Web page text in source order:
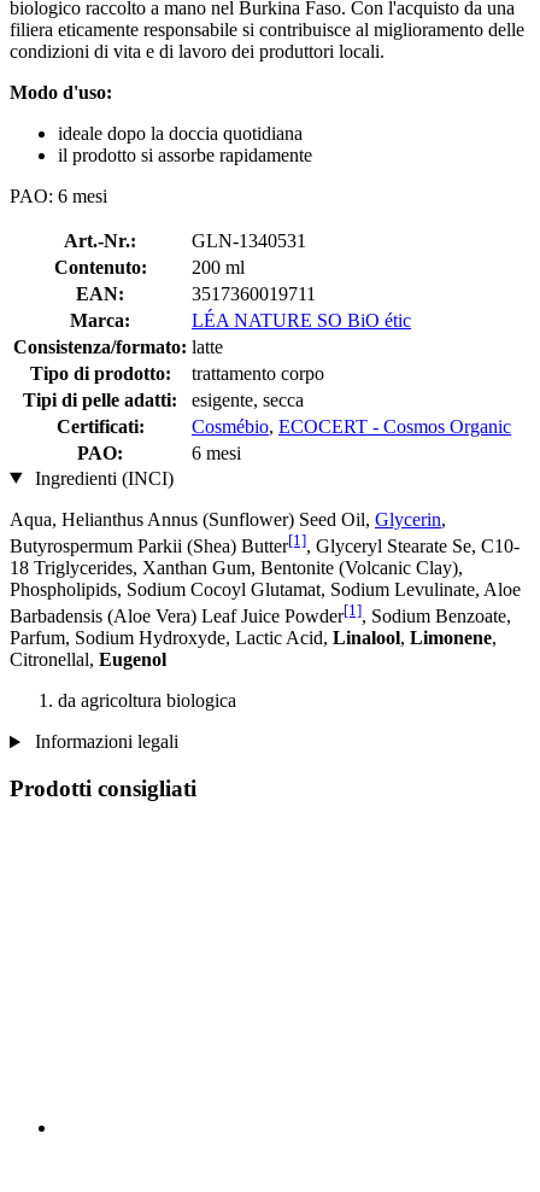
biologico raccolto a mano nel Burkina Faso. Con l'acquisto da una
filiera eticamente responsabile si contribuisce al miglioramento delle
condizioni di vita e di lavoro dei produttori locali.
Modo d'uso:
ideale dopo la doccia quotidiana
il prodotto si assorbe rapidamente
PAO: 6 mesi
Art.-Nr.:
GLN-1340531
Contenuto:
200 ml
EAN:
3517360019711
Marca:
LÉA NATURE SO BiO étic
Consistenza/formato: latte
Tipo di prodotto:
trattamento corpo
Tipi di pelle adatti:
esigente, secca
Certificati:
Cosmébio, ECOCERT - Cosmos Organic
PAO:
6 mesi
Ingredienti (INCI)
Aqua, Helianthus Annus (Sunflower) Seed Oil, Glycerin,
Butyrospermum Parkii (Shea) Butter[1], Glyceryl Stearate Se, C10-
18 Triglycerides, Xanthan Gum, Bentonite (Volcanic Clay),
Phospholipids, Sodium Cocoyl Glutamat, Sodium Levulinate, Aloe
Barbadensis (Aloe Vera) Leaf Juice Powder[1], Sodium Benzoate,
Parfum, Sodium Hydroxyde, Lactic Acid, Linalool, Limonene,
Citronellal, Eugenol
da agricoltura biologica
Informazioni legali
Prodotti consigliati